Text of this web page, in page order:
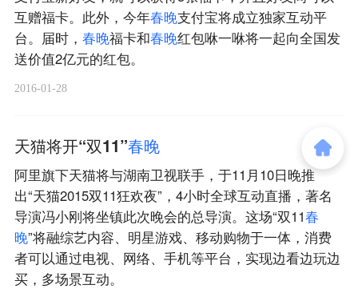
互赠福卡。此外，今年春晚支付宝将成立独家互动平
台。届时， 春晚福卡和春晚红包咻一咻将一起向全国发
送价值2亿元的红包。
2016-01-28
天猫将开“双11”春晚
阿里旗下天猫将与湖南卫视联手，于11月10日晚推
出“天猫2015双11狂欢夜”，4小时全球互动直播，著名
导演冯小刚将坐镇此次晚会的总导演。这场“双11春
晚”将融综艺内容、明星游戏、移动购物于一体，消费
者可以通过电视、网络、手机等平台，实现边看边玩边
买，多场景互动。